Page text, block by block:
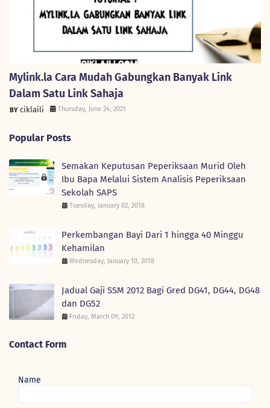
Mylink.la Cara Mudah Gabungkan Banyak Link
Dalam Satu Link Sahaja
ciklaili Thursday, June 24, 2021
Popular Posts
Semakan Keputusan Peperiksaan Murid Oleh
Ibu Bapa Melalui Sistem Analisis Peperiksaan
Sekolah SAPS
Tuesday, January 02, 2018
Perkembangan Bayi Dari 1 hingga 40 Minggu
Kehamilan
Wednesday, January 10, 2018
Jadual Gaji SSM 2012 Bagi Gred DG41, DG44, DG48
dan DG52
Friday, March 09, 2012
Contact Form
Name